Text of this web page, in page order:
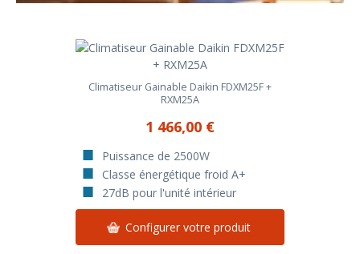
Climatiseur Gainable Daikin FDXM25F +
RXM25A
1 466,00 €
Puissance de 2500W
Classe énergétique froid A+
27dB pour l'unité intérieur
Configurer votre produit